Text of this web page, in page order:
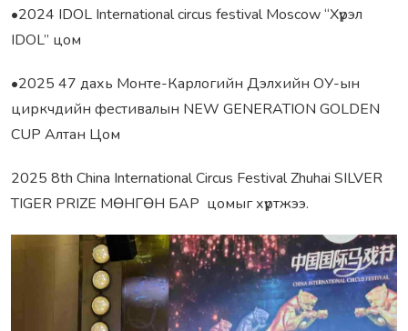
•2024 IDOL International circus festival Moscow “Хүрэл
IDOL” цом
•2025 47 дахь Монте-Карлогийн Дэлхийн ОУ-ын
циркчдийн фестивалын NEW GENERATION GOLDEN
CUP Алтан Цом
2025 8th China International Circus Festival Zhuhai SILVER
TIGER PRIZE MӨНГӨН БАР цомыг хүртжээ.